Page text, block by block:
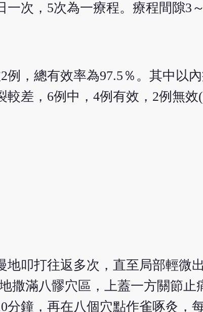
次，5次為一療程。療程間隙3～
例，總有效率為97.5％。其中以
差，6例中，4例有效，2例無效
叩打往返多次，直至局部輕微
撒滿八髎穴區，上蓋一方關節止
鐘，再在八個穴點作雀啄灸，